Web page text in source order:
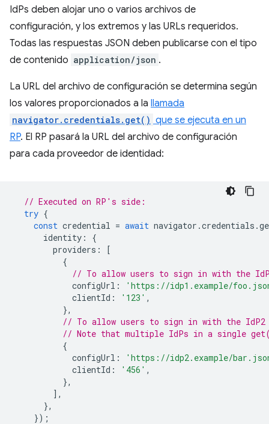
IdPs deben alojar uno o varios archivos de
configuración, y los extremos y las URLs requeridos.
Todas las respuestas JSON deben publicarse con el tipo
de contenido application/json .
La URL del archivo de configuración se determina según
los valores proporcionados a la llamada
navigator.credentials.get() que se ejecuta en un
RP. El RP pasará la URL del archivo de configuración
para cada proveedor de identidad:
// Executed on RP's side:
try {
const credential = await navigator .credentials .
identity :
{
providers :
[
{
// To allow users to sign in with the
configUrl :
'https://idp1.example/
clientId : '123' ,
},
// To allow users to sign in with the IdP2
// Note that multiple IdPs in a single get()
{
configUrl :
'https://idp2.example/
clientId : '456' ,
},
],
},
});